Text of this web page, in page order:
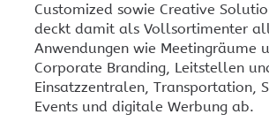
Customized sowie Creative
deckt damit als Vollsortimenter
Anwendungen wie Meetingräume
Corporate Branding, Leitstellen
Einsatzzentralen, Transportation,
Events und digitale Werbung ab.